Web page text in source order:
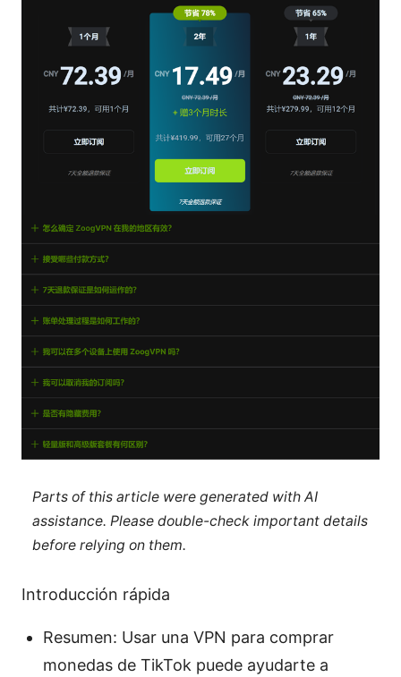
Parts of this article were generated with AI
assistance. Please double-check important details
before relying on them.
Introducción rápida
Resumen: Usar una VPN para comprar
monedas de TikTok puede ayudarte a